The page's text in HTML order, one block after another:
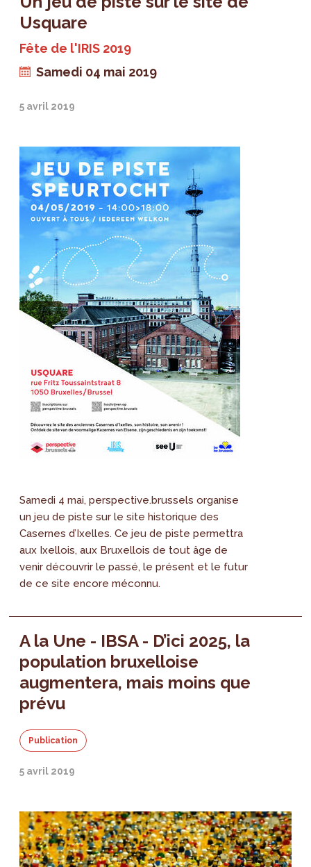
Usquare
Fête de l'IRIS 2019
Samedi 04 mai 2019
5 avril 2019
Samedi 4 mai, perspective.brussels organise
un jeu de piste sur le site historique des
Casernes d’Ixelles. Ce jeu de piste permettra
aux Ixellois, aux Bruxellois de tout âge de
venir découvrir le passé, le présent et le futur
de ce site encore méconnu.
A la Une - IBSA - D’ici 2025, la
population bruxelloise
augmentera, mais moins que
prévu
Publication
5 avril 2019